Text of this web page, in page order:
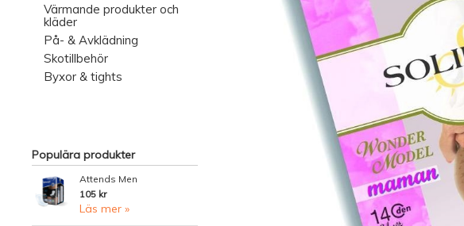
Värmande produkter och
kläder
På- & Avklädning
Skotillbehör
Byxor & tights
Populära produkter
Attends Men
105 kr
Läs mer »